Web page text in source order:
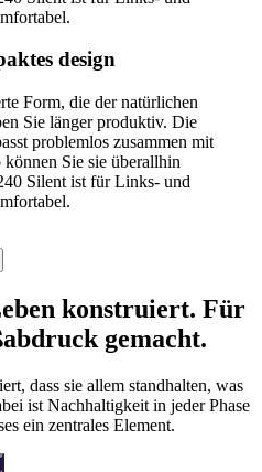
design
Form, die der natürlichen
Sie länger produktiv. Die
problemlos zusammen mit
Sie sie überallhin
Silent ist für Links- und
konstruiert. Für
gemacht.
dass sie allem standhalten, was
ist Nachhaltigkeit in jeder Phase
ein zentrales Element.